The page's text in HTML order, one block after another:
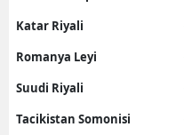
Katar Riyali
Romanya Leyi
Suudi Riyali
Tacikistan Somonisi